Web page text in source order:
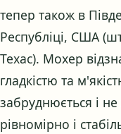
тепер також в
Республіці, США
Техас). Мохер
гладкістю та
забруднюється і
рівномірно і